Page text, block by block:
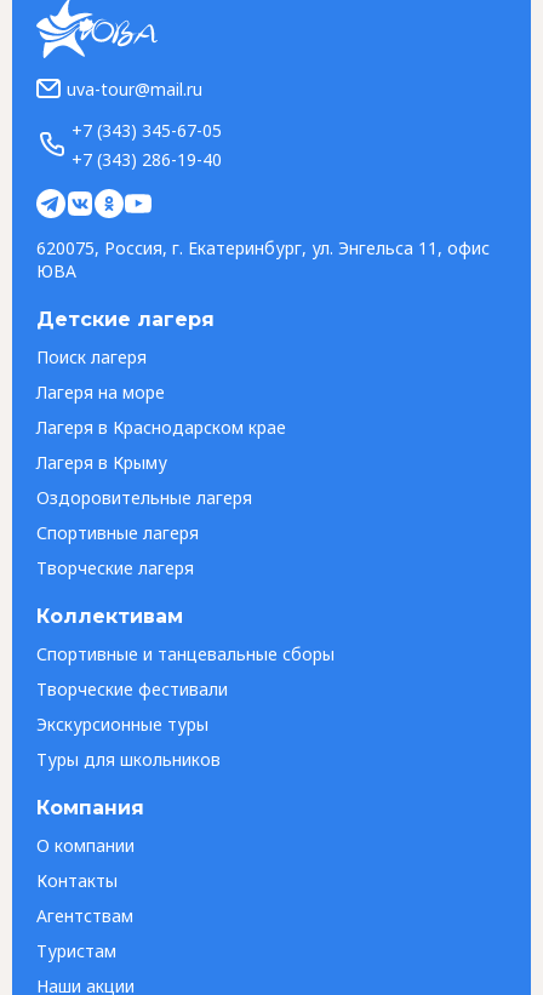
uva-tour@mail.ru
+7 (343) 345-67-05
+7 (343) 286-19-40
620075, Россия, г. Екатеринбург, ул. Энгельса 11, офис
ЮВА
Детские лагеря
Поиск лагеря
Лагеря на море
Лагеря в Краснодарском крае
Лагеря в Крыму
Оздоровительные лагеря
Спортивные лагеря
Творческие лагеря
Коллективам
Спортивные и танцевальные сборы
Творческие фестивали
Экскурсионные туры
Туры для школьников
Компания
О компании
Контакты
Агентствам
Туристам
Наши акции